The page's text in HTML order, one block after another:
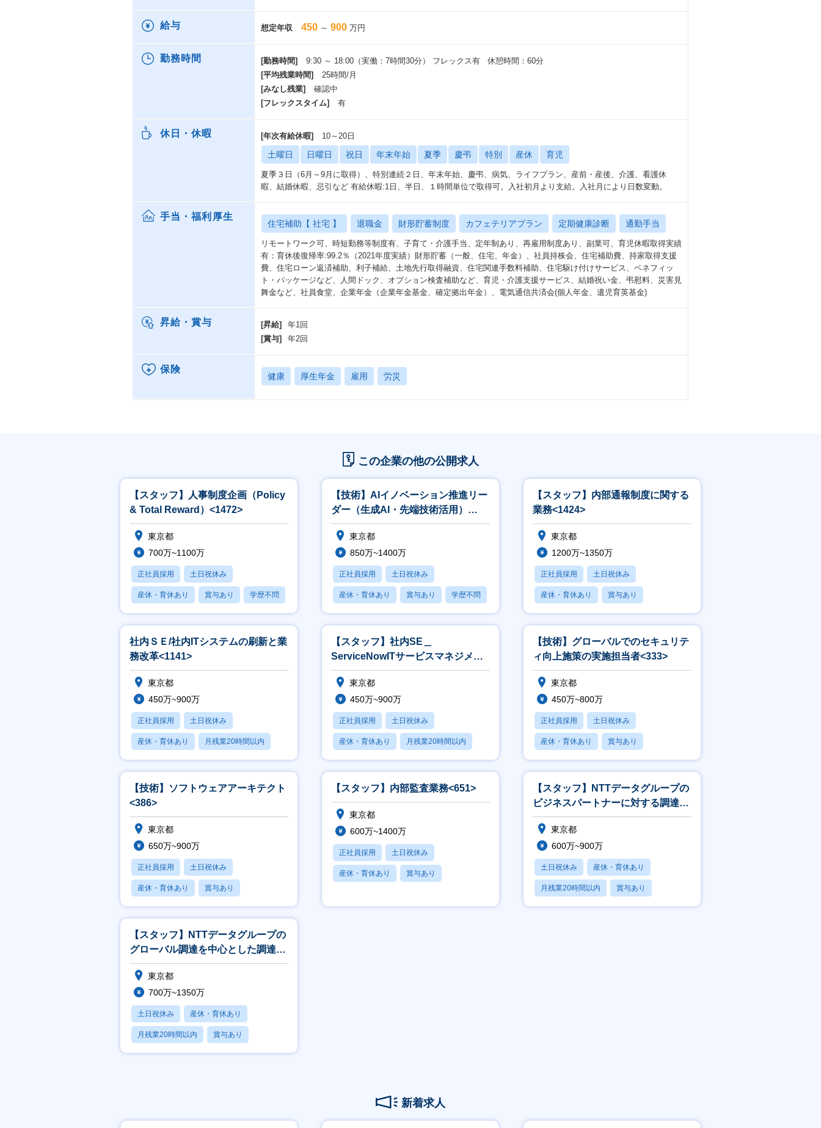
給与 想定年収 450 ～ 900 万円
勤務時間 [勤務時間]
9:30 ～ 18:00（実働：7時間30分） フレックス有 休憩時間：60分
[平均残業時間]
25時間/月
[みなし残業]
確認中
[フレックスタイム]
有
休日・休暇 [年次有給休暇] 10～20日
土曜日 日曜日 祝日 年末年始 夏季 慶弔 特別 産休 育児
夏季３日（6月～9月に取得）、特別連続２日、年末年始、慶弔、病気、ライフプラン、産前・産後、介護、看護休
暇、結婚休暇、忌引など 有給休暇:1日、半日、１時間単位で取得可。入社初月より支給。入社月により日数変動。
手当・福利厚生
住宅補助【 社宅 】 退職金 財形貯蓄制度 カフェテリアプラン 定期健康診断 通勤手当
リモートワーク可、時短勤務等制度有、子育て・介護手当、定年制あり、再雇用制度あり、副業可、育児休暇取得実績
有：育休後復帰率:99.2％（2021年度実績）財形貯蓄（一般、住宅、年金）、社員持株会、住宅補助費、持家取得支援
費、住宅ローン返済補助、利子補給、土地先行取得融資、住宅関連手数料補助、住宅駆け付けサービス、ベネフィッ
ト・パッケージなど、人間ドック、オプション検査補助など、育児・介護支援サービス、結婚祝い金、弔慰料、災害見
舞金など、社員食堂、企業年金（企業年金基金、確定拠出年金）、電気通信共済会(個人年金、遺児育英基金)
昇給・賞与 [昇給]
年1回
[賞与]
年2回
保険
健康 厚生年金 雇用 労災
この企業の他の公開求人
【スタッフ】人事制度企画（Policy
& Total Reward）<1472>
東京都
700万~1100万
正社員採用 土日祝休み
産休・育休あり 賞与あり 学歴不問
【技術】AIイノベーション推進リー
ダー（生成AI・先端技術活用）
<536>
東京都
850万~1400万
正社員採用 土日祝休み
産休・育休あり 賞与あり 学歴不問
【スタッフ】内部通報制度に関する
業務<1424>
東京都
1200万~1350万
正社員採用 土日祝休み
産休・育休あり 賞与あり
フレックス
社内ＳＥ/社内ITシステムの刷新と業
務改革<1141>
東京都
450万~900万
正社員採用 土日祝休み
産休・育休あり 月残業20時間以内
賞与あり
【スタッフ】社内SE＿
ServiceNowITサービスマネジメン
ト<533>
東京都
450万~900万
正社員採用 土日祝休み
産休・育休あり 月残業20時間以内
賞与あり
【技術】グローバルでのセキュリテ
ィ向上施策の実施担当者<333>
東京都
450万~800万
正社員採用 土日祝休み
産休・育休あり 賞与あり
フレックス
【技術】ソフトウェアアーキテクト
<386>
東京都
650万~900万
正社員採用 土日祝休み
産休・育休あり 賞与あり
フレックス
【スタッフ】内部監査業務<651>
東京都
600万~1400万
正社員採用 土日祝休み
産休・育休あり 賞与あり
【スタッフ】NTTデータグループの
ビジネスパートナーに対する調達戦
略施策の展開推進<766>
東京都
600万~900万
土日祝休み 産休・育休あり
月残業20時間以内 賞与あり
フレックス
【スタッフ】NTTデータグループの
グローバル調達を中心とした調達戦
略検討・施策推進<903>
東京都
700万~1350万
土日祝休み 産休・育休あり
月残業20時間以内 賞与あり
フレックス
新着求人